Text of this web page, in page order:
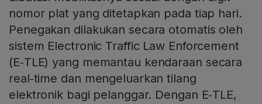
nomor plat yang ditetapkan pada tiap hari.
Penegakan dilakukan secara otomatis oleh
sistem Electronic Traffic Law Enforcement
(E‑TLE) yang memantau kendaraan secara
real‑time dan mengeluarkan tilang
elektronik bagi pelanggar. Dengan E‑TLE,